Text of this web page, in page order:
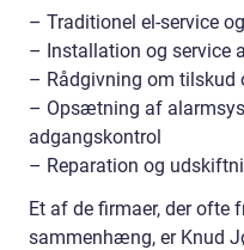
– Traditionel el-service
– Installation og service
– Rådgivning om tilskud
– Opsætning af
adgangskontrol
– Reparation og
Et af de firmaer, der ofte
sammenhæng, er Knud